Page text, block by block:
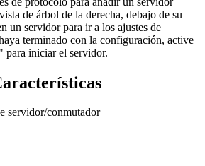
de árbol de la derecha, debajo de su
un servidor para ir a los ajustes de
terminado con la configuración, active
iniciar el servidor.
servidor/conmutador